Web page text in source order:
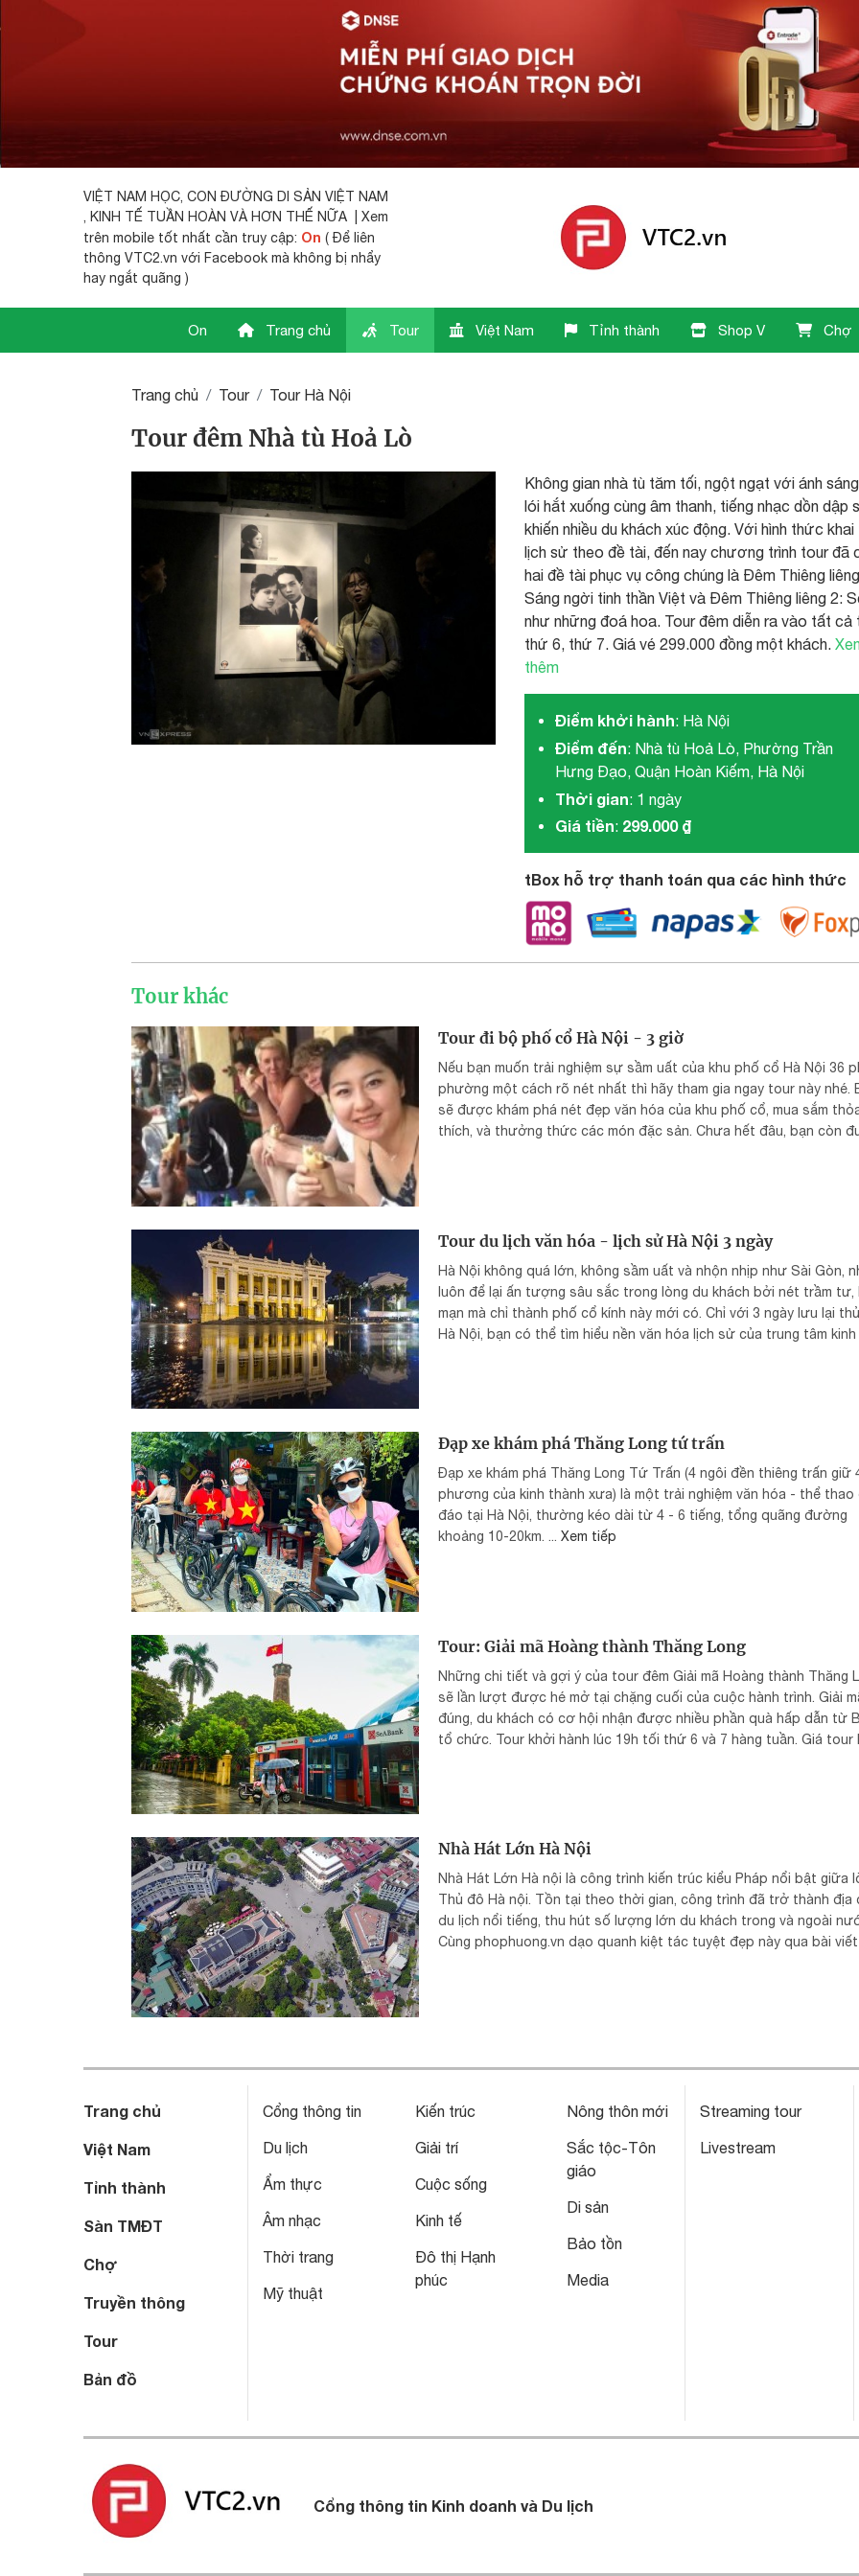
VIỆT NAM HỌC, CON ĐƯỜNG DI SẢN VIỆT NAM
, KINH TẾ TUẦN HOÀN VÀ HƠN THẾ NỮA | Xem
trên mobile tốt nhất cần truy cập: On ( Để liên
thông VTC2.vn với Facebook mà không bị nhẩy
hay ngắt quãng )
On Trang chủ Tour Việt Nam Tỉnh thành Shop V Chợ
Trang chủ Tour Tour Hà Nội
Tour đêm Nhà tù Hoả Lò
Không gian nhà tù tăm tối, ngột ngạt với ánh
lói hắt xuống cùng âm thanh, tiếng nhạc dồn dập
khiến nhiều du khách xúc động. Với hình thức khai
lịch sử theo đề tài, đến nay chương trình tour đã
hai đề tài phục vụ công chúng là Đêm Thiêng
Sáng ngời tinh thần Việt và Đêm Thiêng liêng 2:
như những đoá hoa. Tour đêm diễn ra vào tất cả
thứ 6, thứ 7. Giá vé 299.000 đồng một khách.
thêm
Điểm khởi hành: Hà Nội
Điểm đến: Nhà tù Hoả Lò, Phường Trần
Hưng Đạo, Quận Hoàn Kiếm, Hà Nội
Thời gian: 1 ngày
Giá tiền: 299.000 ₫
tBox hỗ trợ thanh toán qua các hình thức
Tour khác
Tour đi bộ phố cổ Hà Nội - 3 giờ
Nếu bạn muốn trải nghiệm sự sầm uất của khu phố cổ Hà Nội 36
phường một cách rõ nét nhất thì hãy tham gia ngay tour này nhé.
sẽ được khám phá nét đẹp văn hóa của khu phố cổ, mua sắm
thích, và thưởng thức các món đặc sản. Chưa hết đâu, bạn còn
Tour du lịch văn hóa - lịch sử Hà Nội 3 ngày
Hà Nội không quá lớn, không sầm uất và nhộn nhịp như Sài Gòn,
luôn để lại ấn tượng sâu sắc trong lòng du khách bởi nét trầm tư,
mạn mà chỉ thành phố cổ kính này mới có. Chỉ với 3 ngày lưu lại
Hà Nội, bạn có thể tìm hiểu nền văn hóa lịch sử của trung tâm kinh
Đạp xe khám phá Thăng Long tứ trấn
Đạp xe khám phá Thăng Long Tứ Trấn (4 ngôi đền thiêng trấn giữ
phương của kinh thành xưa) là một trải nghiệm văn hóa - thể thao
đáo tại Hà Nội, thường kéo dài từ 4 - 6 tiếng, tổng quãng đường
khoảng 10-20km. ... Xem tiếp
Tour: Giải mã Hoàng thành Thăng Long
Những chi tiết và gợi ý của tour đêm Giải mã Hoàng thành Thăng
sẽ lần lượt được hé mở tại chặng cuối của cuộc hành trình. Giải
đúng, du khách có cơ hội nhận được nhiều phần quà hấp dẫn từ
tổ chức. Tour khởi hành lúc 19h tối thứ 6 và 7 hàng tuần. Giá tour
Nhà Hát Lớn Hà Nội
Nhà Hát Lớn Hà nội là công trình kiến trúc kiểu Pháp nổi bật giữa
Thủ đô Hà nội. Tồn tại theo thời gian, công trình đã trở thành địa
du lịch nổi tiếng, thu hút số lượng lớn du khách trong và ngoài
Cùng phophuong.vn dạo quanh kiệt tác tuyệt đẹp này qua bài viết
Trang chủ
Việt Nam
Tỉnh thành
Sàn TMĐT
Chợ
Truyền thông
Tour
Bản đồ
Cổng thông tin
Du lịch
Ẩm thực
Âm nhạc
Thời trang
Mỹ thuật
Kiến trúc
Giải trí
Cuộc sống
Kinh tế
Đô thị Hạnh
phúc
Nông thôn mới
Sắc tộc-Tôn
giáo
Di sản
Bảo tồn
Media
Streaming tour
Livestream
Cổng thông tin Kinh doanh và Du lịch